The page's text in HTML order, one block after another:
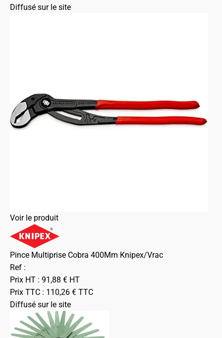
Diffusé sur le site
Voir le produit
Pince Multiprise Cobra 400Mm Knipex/Vrac
Ref :
Prix HT : 91,88 € HT
Prix TTC : 110,26 € TTC
Diffusé sur le site